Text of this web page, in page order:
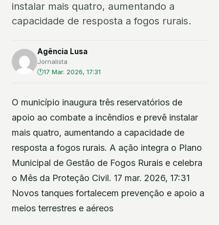
instalar mais quatro, aumentando a
capacidade de resposta a fogos rurais.
Agência Lusa
Jornalista
17 Mar. 2026, 17:31
O município inaugura três reservatórios de
apoio ao combate a incêndios e prevê instalar
mais quatro, aumentando a capacidade de
resposta a fogos rurais. A ação integra o Plano
Municipal de Gestão de Fogos Rurais e celebra
o Mês da Proteção Civil. 17 mar. 2026, 17:31
Novos tanques fortalecem prevenção e apoio a
meios terrestres e aéreos